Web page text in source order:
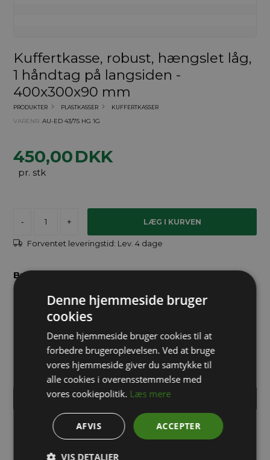
Kuffertkasse, robust, hængslet låg,
1 håndtag på langsiden -
400x300x90 mm
PRODUKTER PLASTKASSER KUFFERTKASSER
VARENR.AU-ED 43/75 HG 1G
450,00DKK
pr. stk
- +
Forventet leveringstid: Lev. 4 dage
Brug for hjælp?
info@packway.dk
71 99 02 95
INDHENT TILBUD PÅ STORKØB
Robust og slagfast kuffertkasse i PP plast. Låget er hængslet
Denne hjemmeside bruger
cookies
Denne hjemmeside bruger cookies til at
forbedre brugeroplevelsen. Ved at bruge
vores hjemmeside giver du samtykke til
alle cookies i overensstemmelse med
vores cookiepolitik. Læs mere
ACCEPTER
AFVIS
VIS DETALJER